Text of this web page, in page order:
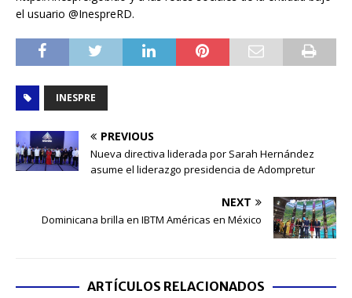
el usuario @InespreRD.
INESPRE
PREVIOUS
Nueva directiva liderada por Sarah Hernández
asume el liderazgo presidencia de Adompretur
NEXT
Dominicana brilla en IBTM Américas en México
ARTÍCULOS RELACIONADOS